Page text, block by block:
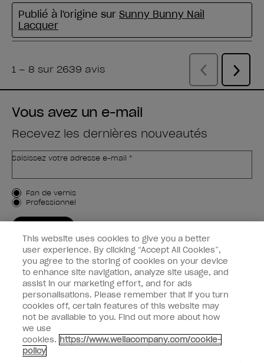
Vous avez un e-mail
Recevez les dernières nouveautés
Saisissez votre adresse e-mail *
Type de client
Fan de vernis
Professionnel
Informations clients
Connectez-Vous
facebookinstagramyoutube
This website uses cookies to give you a better
user experience. By clicking “Accept All Cookies”,
you agree to the storing of cookies on your device
to enhance site navigation, analyze site usage, and
assist in our marketing effort, and for ads
personalisations. Please remember that if you turn
cookies off, certain features of this website may
not be available to you. Find out more about how
we use
cookies. https://www.wellacompany.com/cookie-
policy